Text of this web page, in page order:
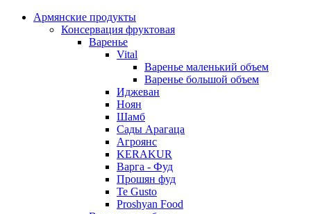
Армянские продукты
Консервация фруктовая
Варенье
Vital
Варенье маленький объем
Варенье большой объем
Иджеван
Ноян
Шамб
Сады Арагаца
Агроянс
KERAKUR
Варга - Фуд
Прошян фуд
Te Gusto
Proshyan Food